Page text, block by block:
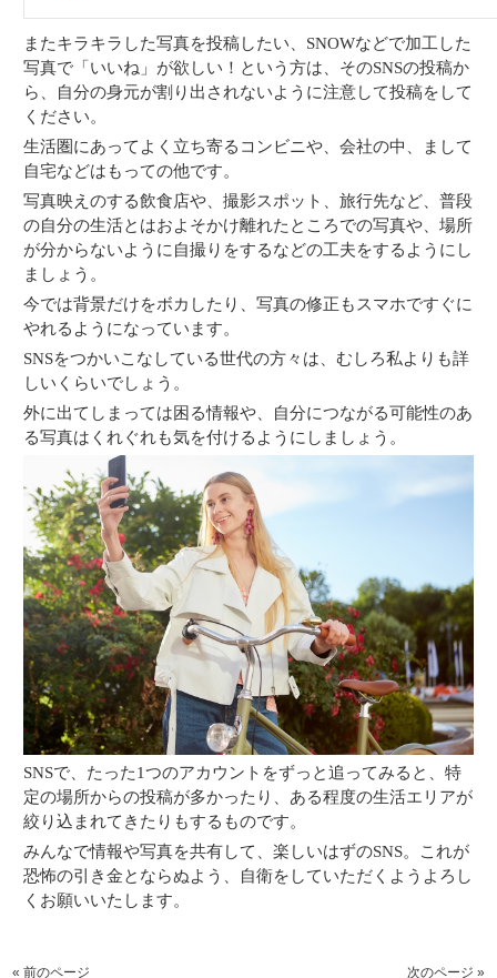
またキラキラした写真を投稿したい、SNOWなどで加工した
写真で「いいね」が欲しい！という方は、そのSNSの投稿か
ら、自分の身元が割り出されないように注意して投稿をして
ください。
生活圏にあってよく立ち寄るコンビニや、会社の中、まして
自宅などはもっての他です。
写真映えのする飲食店や、撮影スポット、旅行先など、普段
の自分の生活とはおよそかけ離れたところでの写真や、場所
が分からないように自撮りをするなどの工夫をするようにし
ましょう。
今では背景だけをボカしたり、写真の修正もスマホですぐに
やれるようになっています。
SNSをつかいこなしている世代の方々は、むしろ私よりも詳
しいくらいでしょう。
外に出てしまっては困る情報や、自分につながる可能性のあ
る写真はくれぐれも気を付けるようにしましょう。
SNSで、たった1つのアカウントをずっと追ってみると、特
定の場所からの投稿が多かったり、ある程度の生活エリアが
絞り込まれてきたりもするものです。
みんなで情報や写真を共有して、楽しいはずのSNS。これが
恐怖の引き金とならぬよう、自衛をしていただくようよろし
くお願いいたします。
« 前のページ 次のページ »